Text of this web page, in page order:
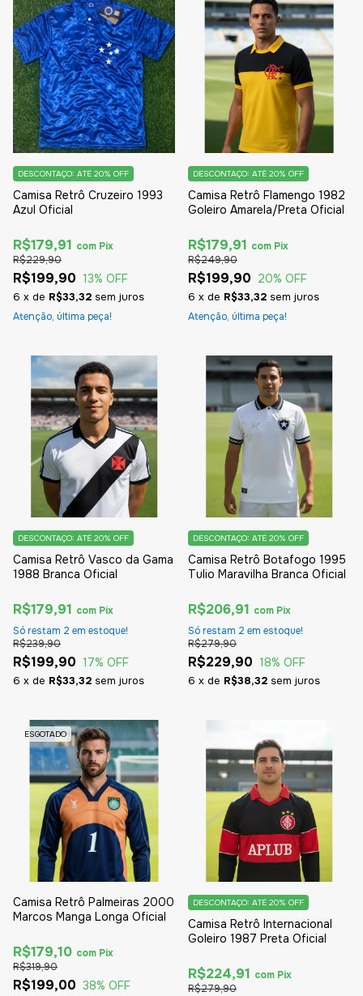
Camisa Retrô Cruzeiro 1993
Azul Oficial
R$199,90
R$229,90
13% OFF
6 x de R$33,32 sem juros
DESCONTAÇO: ATÉ 20% OFF
R$179,91 com Pix
Atenção, última peça!
Camisa Retrô Flamengo 1982
Goleiro Amarela/Preta Oficial
R$199,90
R$249,90
20% OFF
6 x de R$33,32 sem juros
DESCONTAÇO: ATÉ 20% OFF
R$179,91 com Pix
Atenção, última peça!
Camisa Retrô Vasco da Gama
1988 Branca Oficial
R$199,90
R$239,90
17% OFF
6 x de R$33,32 sem juros
DESCONTAÇO: ATÉ 20% OFF
R$179,91 com Pix
Só restam 2 em estoque!
Camisa Retrô Botafogo 1995
Tulio Maravilha Branca Oficial
R$229,90
R$279,90
18% OFF
6 x de R$38,32 sem juros
DESCONTAÇO: ATÉ 20% OFF
R$206,91 com Pix
Só restam 2 em estoque!
ESGOTADO
Camisa Retrô Palmeiras 2000
Marcos Manga Longa Oficial
R$199,00
R$319,90
38% OFF
R$179,10 com Pix
Camisa Retrô Internacional
Goleiro 1987 Preta Oficial
R$279,90
DESCONTAÇO: ATÉ 20% OFF
R$224,91 com Pix